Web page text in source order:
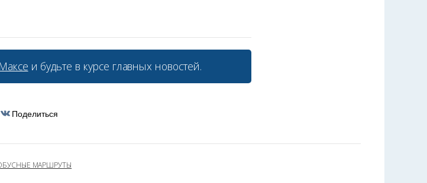
и будьте в курсе главных новостей.
Поделиться
МАРШРУТЫ